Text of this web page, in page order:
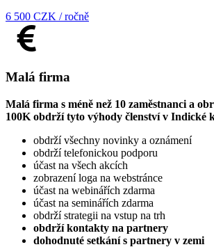
6 500 CZK / ročně
Malá firma
Malá firma s méně než 10 zaměstnanci a
100K obdrží tyto výhody členství v Indické
obdrží všechny novinky a oznámení
obdrží telefonickou podporu
účast na všech akcích
zobrazení loga na webstránce
účast na webinářích zdarma
účast na seminářích zdarma
obdrží strategii na vstup na trh
obdrží kontakty na partnery
dohodnuté setkání s partnery v zemi